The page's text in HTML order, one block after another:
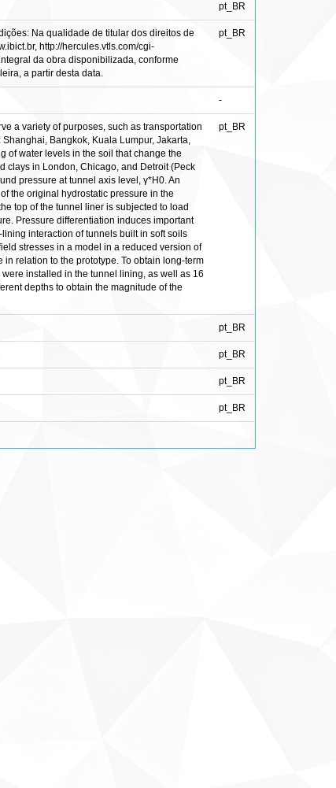
pt_BR
Na qualidade de titular dos direitos de
http://hercules.vtls.com/cgi-
da obra disponibilizada, conforme
a partir desta data.
pt_BR
-
a variety of purposes, such as transportation
Bangkok, Kuala Lumpur, Jakarta,
of water levels in the soil that change the
clays in London, Chicago, and Detroit (Peck
pressure at tunnel axis level, γ*H0. An
the original hydrostatic pressure in the
top of the tunnel liner is subjected to load
Pressure differentiation induces important
interaction of tunnels built in soft soils
stresses in a model in a reduced version of
relation to the prototype. To obtain long-term
installed in the tunnel lining, as well as 16
depths to obtain the magnitude of the
pt_BR
pt_BR
pt_BR
pt_BR
pt_BR